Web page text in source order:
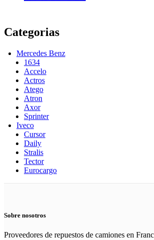
Categorias
Mercedes Benz
1634
Accelo
Actros
Atego
Atron
Axor
Sprinter
Iveco
Cursor
Daily
Stralis
Tector
Eurocargo
Sobre nosotros
Proveedores de repuestos de camiones en